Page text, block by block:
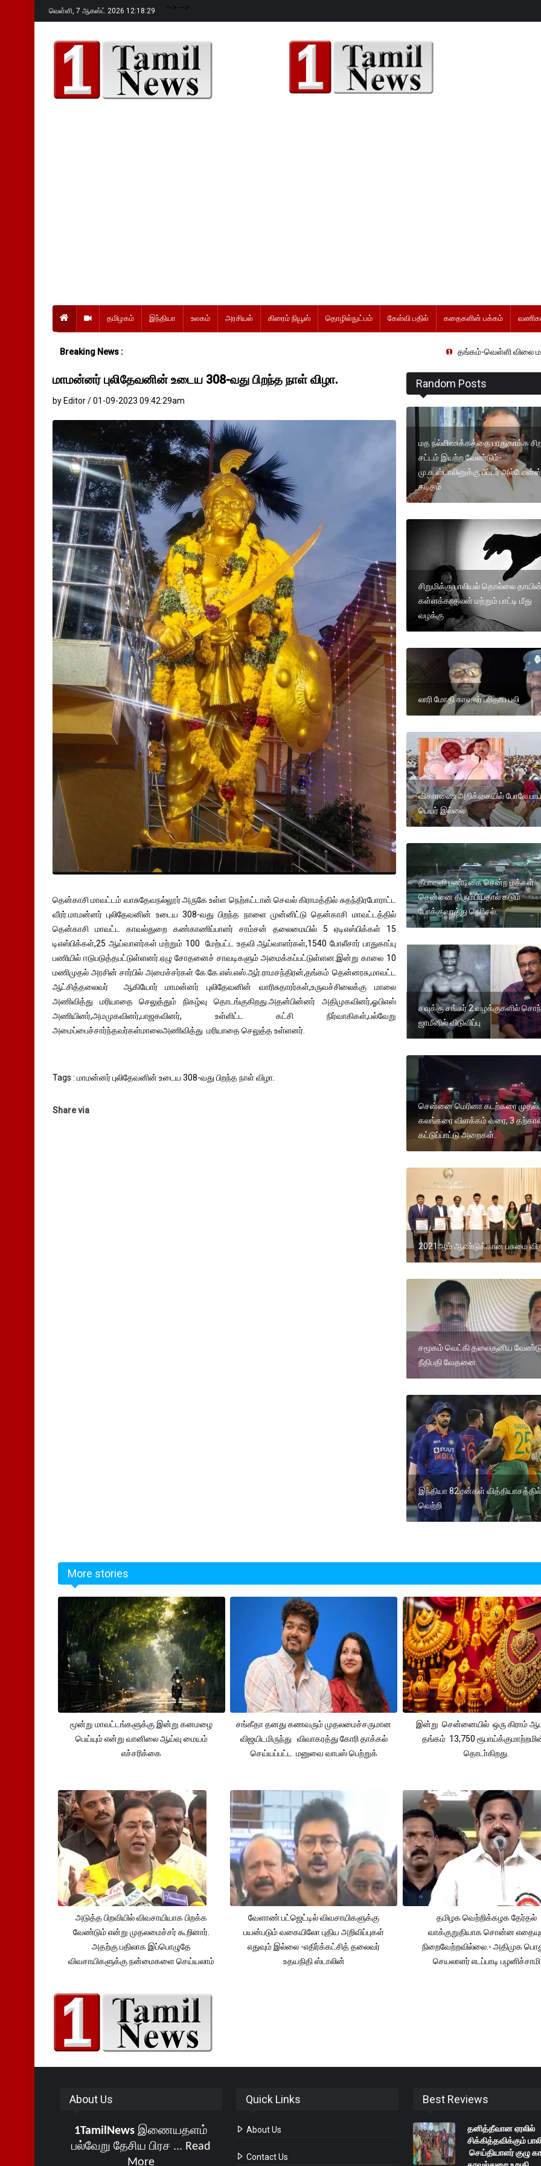
வெள்ளி, 7 ஆகஸ்ட் 2026 12:18:31 --> -->
தமிழகம் இந்தியா உலகம் அரசியல் கிரைம் நியூஸ் தொழில்நுட்பம் கேள்வி பதில் கதைகளின் பக்கம்
Breaking News : தங்கம்-வெள்ளி விலை
மாமன்னர் புலிதேவனின் உடைய 308-வது பிறந்த நாள் விழா.
by Editor / 01-09-2023 09:42:29am
தென்காசி மாவட்டம் வாசுதேவநல்லூர் அருகே உள்ள நெற்கட்டான் செவல் கிராமத்தில் சுதந்திரபோராட்ட
வீரர்.மாமன்னர் புலிதேவனின் உடைய 308-வது பிறந்த நாளை முன்னிட்டு தென்காசி மாவட்டத்தில்
தென்காசி மாவட்ட காவல்துறை கண்காணிப்பாளர் சாம்சன் தலைமையில் 5 ஏடிஎஸ்பிக்கள் 15
டிஎஸ்பிக்கள்,25 ஆய்வாளர்கள் மற்றும் 100 மேற்பட்ட உதவி ஆய்வாளர்கள்,1540 போலீசார் பாதுகாப்பு
பணியில் ஈடுபடுத்தபட்டுள்ளனர்.ஏழு சோதனைச் சாவடிகளும் அமைக்கப்பட்டுள்ளன.இன்று காலை 10
மணிமுதல் அரசின் சார்பில் அமைச்சர்கள் கே.கே.எஸ்.எஸ்.ஆர்.ராமசந்திரன்,தங்கம் தென்னரசு,மாவட்ட
ஆட்சித்தலைவர் ஆகியோர் மாமன்னர் புலிதேவனின் வாரிசுதாரர்கள்,உருவச்சிலைக்கு மாலை
அணிவித்து மரியாதை செலுத்தும் நிகழ்வு தொடங்குகிறது.அதன்பின்னர் அதிமுகவினர்,ஓபிஎஸ்
அணியினர்,அமமுகவினர்,பாஜகவினர், உள்ளிட்ட கட்சி நிர்வாகிகள்,பல்வேறு
அமைப்பைச்சார்ந்தவர்கள்மாலைஅணிவித்து மரியாதை செலுத்த உள்ளனர்.
Tags : மாமன்னர் புலிதேவனின் உடைய 308-வது பிறந்த நாள் விழா.
Share via
Random Posts
மத நல்லிணக்கத்தை பாதுகாக்க
சட்டம் இயற்ற வேண்டும்-
மு.க.ஸ்டாலினுக்கு பீட்டர் அல்போன்ஸ்
கடிதம்
சிறுமிக்கு பாலியல் தொல்லை
கள்ளக்காதலன் மற்றும் பாட்டி மீது
வழக்கு
லாரி மோதி காவலர் பரிதாப பலி
விசாரணை அறிக்கையில் போலே
பெயர் இல்லை
தீபாவளி பண்டிகை சென்ற மக்கள்
சென்னை திரும்பியதால் கடும்
போக்குவரத்து நெரிசல்.
சவுக்கு சங்கர் 2 வழக்குகளில்
ஜாமீனில் விடுவிப்பு
சென்னை மெரினா கடற்கரை முதல்
கலங்கரை விளக்கம் வரை, 3
கட்டுப்பாட்டு அறைகள்.
2021ஆம் ஆண்டுக்கான பசுமை
சமூகம் வெட்கி தலைகுனிய
நீதிபதி வேதனை
இந்தியா 82 ரன்கள் வித்தியாசத்தில்
வெற்றி
More stories
மூன்று மாவட்டங்களுக்கு இன்று கனமழை
பெய்யும் என்று வானிலை ஆய்வு மையம்
எச்சரிக்கை
சங்கீதா தனது கணவரும் முதலமைச்சருமான
விஜயிடமிருந்து விவாகரத்து கோரி தாக்கல்
செய்யப்பட்ட மனுவை வாபஸ் பெற்றுக்
இன்று சென்னையில் ஒரு கிராம்
தங்கம் 13,750
தொடா்கிறது.
அடுத்த பிறவியில் விவசாயியாக பிறக்க
வேண்டும் என்று முதலமைச்சர் கூறினார்.
அதற்கு பதிலாக இப்பொழுதே
விவசாயிகளுக்கு நன்மைகளை செய்யலாம்
வேளாண் பட்ஜெட்டில் விவசாயிகளுக்கு
பயன்படும் வகையிலோ புதிய அறிவிப்புகள்
எதுவும் இல்லை -எதிர்க்கட்சித் தலைவர்
உதயநிதி ஸ்டாலின்
தமிழக வெற்றிக்கழக தேர்தல்
வாக்குறுதியாக சொன்ன
நிறைவேற்றவில்லை.- அதிமுக
செயலாளர் எடப்பாடி பழனிச்சாமி
About Us
1TamilNewsஇணையதளம்
பல்வேறு தேசிய பிரச ... Read
More
Quick Links
About Us
Contact Us
Best Reviews
தனித்தீவான ஏரலில்
சிக்கித்தவிக்கும்
செய்தியாளர் குழு